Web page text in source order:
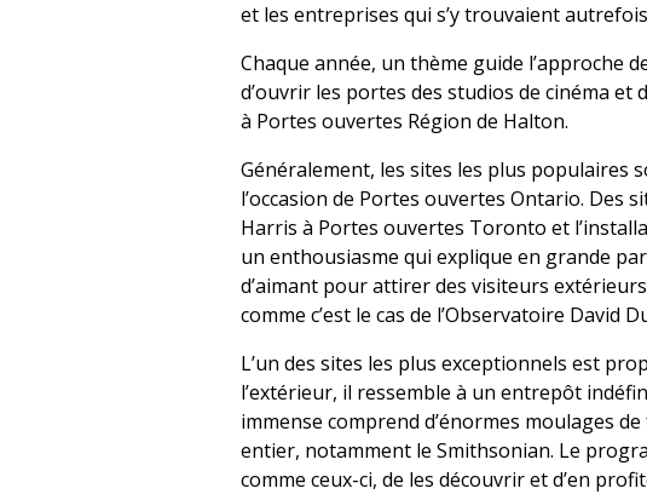
et les entreprises qui s’y trouvaient
Chaque année, un thème guide l’approche
d’ouvrir les portes des studios de cinéma
à Portes ouvertes Région de Halton.
Généralement, les sites les plus populaires
l’occasion de Portes ouvertes Ontario. Des
Harris à Portes ouvertes Toronto et
un enthousiasme qui explique en grande
d’aimant pour attirer des visiteurs
comme c’est le cas de l’Observatoire David
L’un des sites les plus exceptionnels est
l’extérieur, il ressemble à un entrepôt
immense comprend d’énormes moulages
entier, notamment le Smithsonian. Le
comme ceux-ci, de les découvrir et d’en